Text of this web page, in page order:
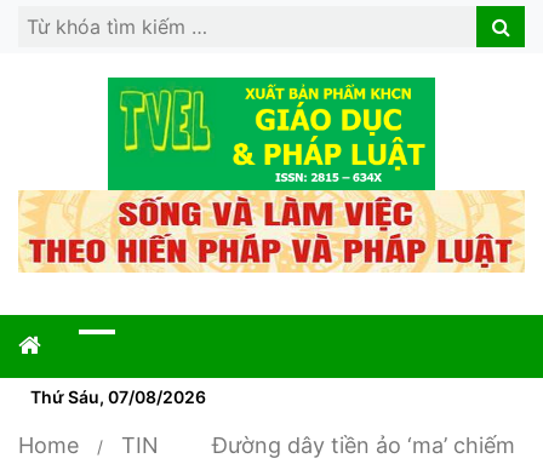
Search
Search
Thứ Sáu, 07/08/2026
Home
TIN
Đường dây tiền ảo ‘ma’ chiếm